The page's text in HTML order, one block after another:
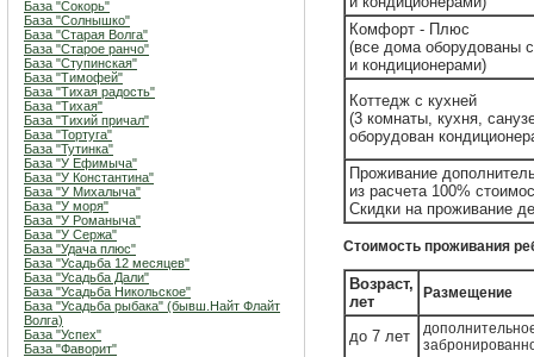
База "Сокорь"
База "Солнышко"
База "Старая Волга"
База "Старое ранчо"
База "Ступинская"
База "Тимофей"
База "Тихая радость"
База "Тихая"
База "Тихий причал"
База "Тортуга"
База "Тутинка"
База "У Ефимыча"
База "У Константина"
База "У Михалыча"
База "У моря"
База "У Романыча"
База "У Сержа"
База "Удача плюс"
База "Усадьба 12 месяцев"
База "Усадьба Дали"
База "Усадьба Никольское"
База "Усадьба рыбака" (бывш.Найт Флайт
Волга)
База "Успех"
База "Фаворит"
Комфорт - Плюс
(все дома оборудованы
и кондиционерами)
Коттедж с кухней
(3 комнаты, кухня,
оборудован
Проживание
из расчета 100%
Скидки на проживание
Стоимость проживания
Возраст,
лет
Размещение
до 7 лет